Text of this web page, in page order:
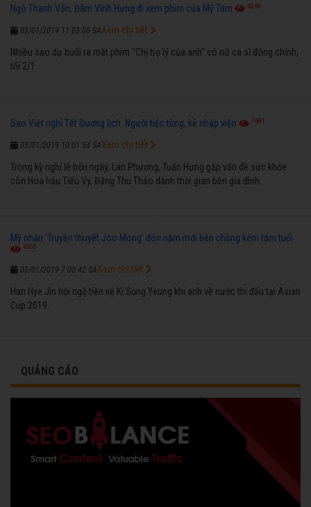
Ngô Thanh Vân, Đàm Vĩnh Hưng đi xem phim của Mỹ Tâm 6269
03/01/2019 11:03:00 SA
Nhiều sao dự buổi ra mắt phim "Chị trợ lý của anh" có nữ ca sĩ đóng chính,
tối 2/1.
Xem chi tiết
Sao Việt nghỉ Tết Dương lịch: Người tiệc tùng, kẻ nhập viện 7681
03/01/2019 10:01:54 SA
Trong kỳ nghỉ lễ bốn ngày, Lan Phương, Tuấn Hưng gặp vấn đề sức khỏe
còn Hoa hậu Tiểu Vy, Đặng Thu Thảo dành thời gian bên gia đình.
Xem chi tiết
Mỹ nhân 'Truyền thuyết Joo Mong' đón năm mới bên chồng kém tám tuổi
4505
03/01/2019 7:00:42 SA
Han Hye Jin hội ngộ tiền vệ Ki Sung Yeung khi anh về nước thi đấu tại Asian
Cup 2019.
Xem chi tiết
QUẢNG CÁO